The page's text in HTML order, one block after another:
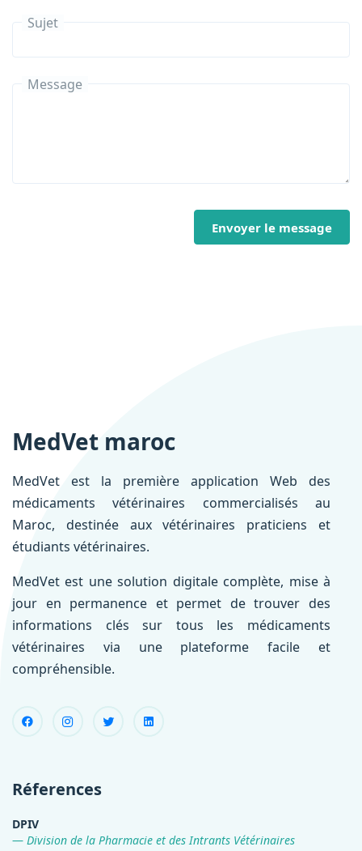
Sujet
Message
Envoyer le message
MedVet maroc
MedVet est la première application Web des
médicaments vétérinaires commercialisés au
Maroc, destinée aux vétérinaires praticiens et
étudiants vétérinaires.
MedVet est une solution digitale complète, mise à
jour en permanence et permet de trouver des
informations clés sur tous les médicaments
vétérinaires via une plateforme facile et
compréhensible.
Réferences
DPIV
Division de la Pharmacie et des Intrants Vétérinaires